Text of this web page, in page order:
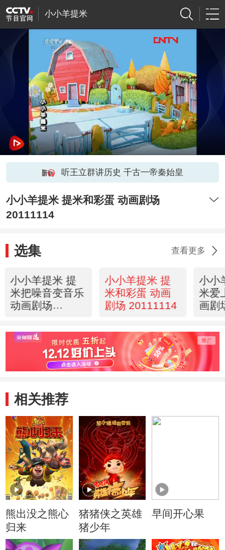
小小羊提米
听王立群讲历史 千古一帝秦始皇
小小羊提米 提米和彩蛋 动画剧场
20111114
选集 查看更多
小小羊提米 提
米把噪音变音乐
动画剧场
小小羊提米 提
米和彩蛋 动画
剧场 20111114
小小
米爱
画剧
相关推荐
熊出没之熊心
归来
猪猪侠之英雄
猪少年
早间开心果